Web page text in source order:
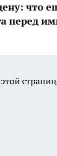
что
перед